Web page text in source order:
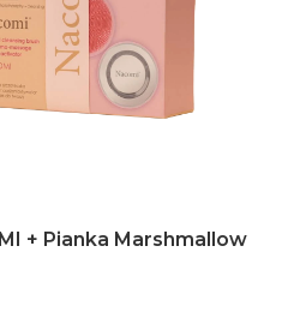
+ Pianka Marshmallow